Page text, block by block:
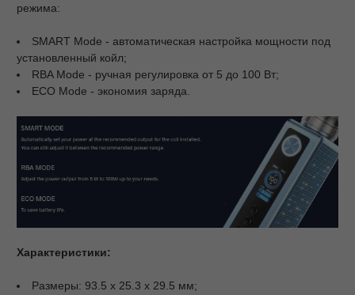
режима:
SMART Mode - автоматическая настройка мощности под
установленный койл;
RBA Mode - ручная регулировка от 5 до 100 Вт;
ECO Mode - экономия заряда.
Характеристики:
Размеры: 93.5 х 25.3 х 29.5 мм;